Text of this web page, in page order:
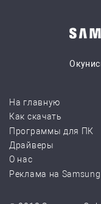
На главную
Как скачать
Программы для ПК
Драйверы
О нас
Реклама на